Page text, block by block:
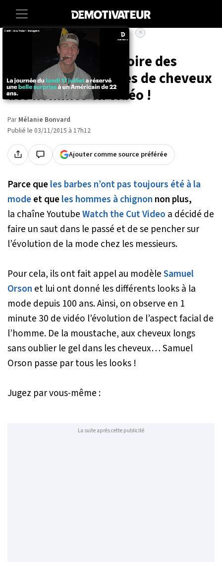
Culture
Voici 100 ans d’histoire des
tendances de coupes de cheveux
des hommes en vidéo !
Par Mélanie Bonvard
Publié le 03/11/2015 à 17h12
Ajouter comme source préférée
Parce queles barbes n’ont pas toujours été à la
modeet queles hommes à chignon non plus,
la chaîne YoutubeWatch the Cut Video a décidé de
faire un saut dans le passé et de se pencher sur
l’évolution de la mode chez les messieurs.
Pour cela, ils ont fait appel au modèleSamuel
Orson et lui ont donné les différents looks à la
mode depuis 100 ans. Ainsi, on observe en 1
minute 30 de vidéo l’évolution de l’aspect facial de
l’homme. De la moustache, aux cheveux longs
sans oublier le gel dans les cheveux… Samuel
Orson passe par tous les looks !
Jugez par vous-même :
La suite après cette publicité
×